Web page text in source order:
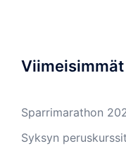
Sparrimarathon
Syksyn